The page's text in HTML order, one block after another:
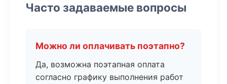
Часто задаваемые вопросы
Можно ли оплачивать поэтапно?
Да, возможна поэтапная оплата
согласно графику выполнения работ